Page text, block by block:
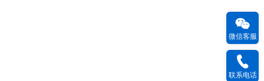
微信客服
联系电话